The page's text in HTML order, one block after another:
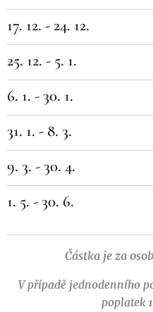
17. 12. - 24. 12.
25. 12. - 5. 1.
6. 1. - 30. 1.
31. 1. - 8. 3.
9. 3. - 30. 4.
1. 5. - 30. 6.
Částka je za
V případě jednodenního
poplatek